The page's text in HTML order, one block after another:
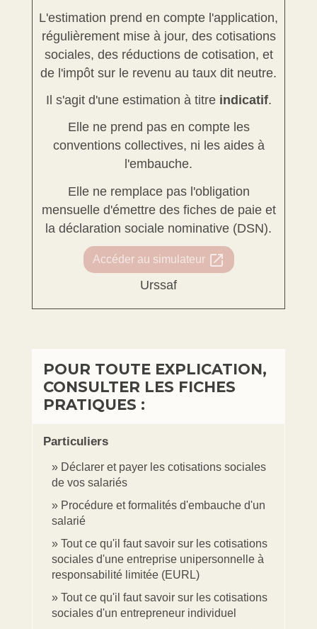
L'estimation prend en compte l'application,
régulièrement mise à jour, des cotisations
sociales, des réductions de cotisation, et
de l'impôt sur le revenu au taux dit neutre.
Il s'agit d'une estimation à titre indicatif.
Elle ne prend pas en compte les
conventions collectives, ni les aides à
l'embauche.
Elle ne remplace pas l'obligation
mensuelle d'émettre des fiches de paie et
la déclaration sociale nominative (DSN).
Accéder au simulateur open_in_new
Urssaf
POUR TOUTE EXPLICATION,
CONSULTER LES FICHES
PRATIQUES :
Particuliers
Déclarer et payer les cotisations sociales
de vos salariés
Procédure et formalités d'embauche d'un
salarié
Tout ce qu'il faut savoir sur les cotisations
sociales d'une entreprise unipersonnelle à
responsabilité limitée (EURL)
Tout ce qu'il faut savoir sur les cotisations
sociales d'un entrepreneur individuel